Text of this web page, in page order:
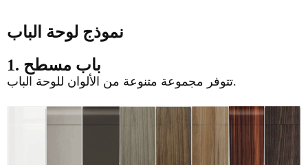
نموذج لوحة الباب
1. باب مسطح
تتوفر مجموعة متنوعة من الألوان للوحة الباب.